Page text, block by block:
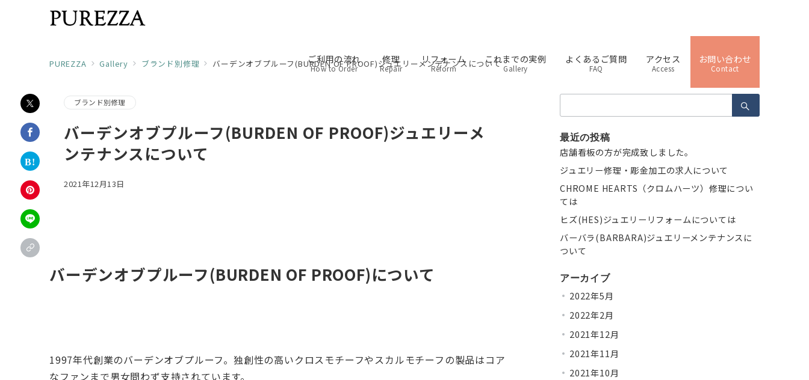
ご利用の流れ
How to Order
修理
Repair
リフォーム
Reform
これまでの実例
Gallery
よくあるご質問
FAQ
アクセス
Access
お問い合わせ
Contact
PUREZZA Gallery ブランド別修理 バーデンオブプルーフ(BURDEN OF PROOF)ジュエリーメンテナンスについて
ブランド別修理
バーデンオブプルーフ(BURDEN OF PROOF)ジュエリーメ
ンテナンスについて
2021年12月13日
バーデンオブプルーフ(BURDEN OF PROOF)について
1997年代創業のバーデンオブプルーフ。独創性の高いクロスモチーフやスカルモチーフの製品はコア
なファンまで男女問わず支持されています。
索：
最近の投稿
店舗看板の方が完成致しました。
ジュエリー修理・彫金加工の求人について
CHROME HEARTS（クロムハーツ）修理につい
ては
ヒズ(HES)ジュエリーリフォームについては
バーバラ(BARBARA)ジュエリーメンテナンスに
ついて
アーカイブ
2022年5月
2022年2月
2021年12月
2021年11月
2021年10月